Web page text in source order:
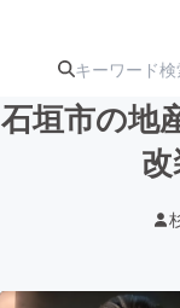
石垣市の地